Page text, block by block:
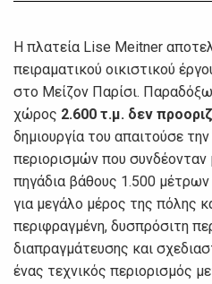
Η πλατεία Lise Meitner
πειραματικού οικιστικού
στο Μείζον Παρίσι.
χώρος 2.600 τ.μ. δεν
δημιουργία του απαιτούσε
περιορισμών που
πηγάδια βάθους 1.500
για μεγάλο μέρος της πόλης
περιφραγμένη, δυσπρόσιτη
διαπραγμάτευσης και
ένας τεχνικός περιορισμός